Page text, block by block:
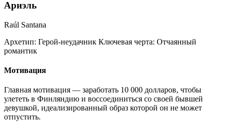
Ариэль
Raúl Santana
Архетип: Герой-неудачник Ключевая черта: Отчаянный
романтик
Мотивация
Главная мотивация — заработать 10 000 долларов, чтобы
улететь в Финляндию и воссоединиться со своей бывшей
девушкой, идеализированный образ которой он не может
отпустить.